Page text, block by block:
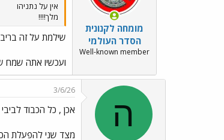
מומחה לקנונית
הסדר העולמי
Well-known member
אין על נתניהו
מלך!!!!
שילמת על זה
ועכשיו אתה שמח
ה
3/6/26
אכן , כל הכבוד